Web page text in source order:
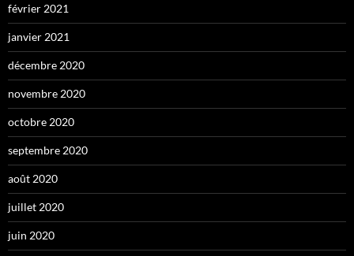
février 2021
janvier 2021
décembre 2020
novembre 2020
octobre 2020
septembre 2020
août 2020
juillet 2020
juin 2020